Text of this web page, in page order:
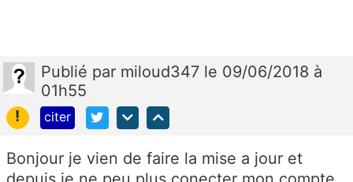
Publié par miloud347 le 09/06/2018 à
01h55
!
citer
Bonjour je vien de faire la mise a jour et